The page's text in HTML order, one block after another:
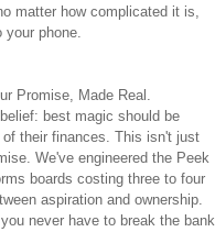
matter how complicated it is,
your phone.
Promise, Made Real.
best magic should be
their finances. This isn't just
We've engineered the Peek
boards costing three to four
aspiration and ownership.
never have to break the bank